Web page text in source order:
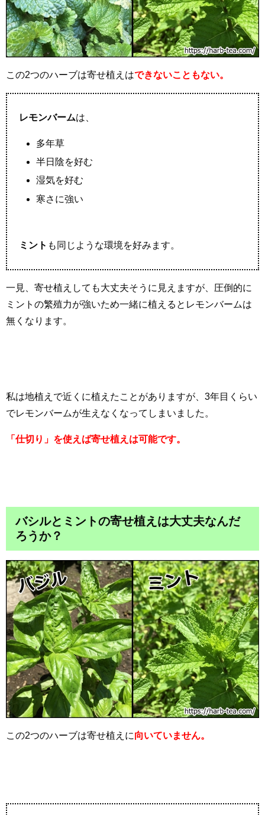
この2つのハーブは寄せ植えはできないこともない。
レモンバームは、
多年草
半日陰を好む
湿気を好む
寒さに強い
ミント も同じような環境を好みます。
一見、寄せ植えしても大丈夫そうに見えますが、圧倒的に
ミントの繁殖力が強いため一緒に植えるとレモンバームは
無くなります。
私は地植えで近くに植えたことがありますが、3年目くらい
でレモンバームが生えなくなってしまいました。
「仕切り」を使えば寄せ植えは可能です。
バシルとミントの寄せ植えは大丈夫なんだ
ろうか？
この2つのハーブは寄せ植えに向いていません。